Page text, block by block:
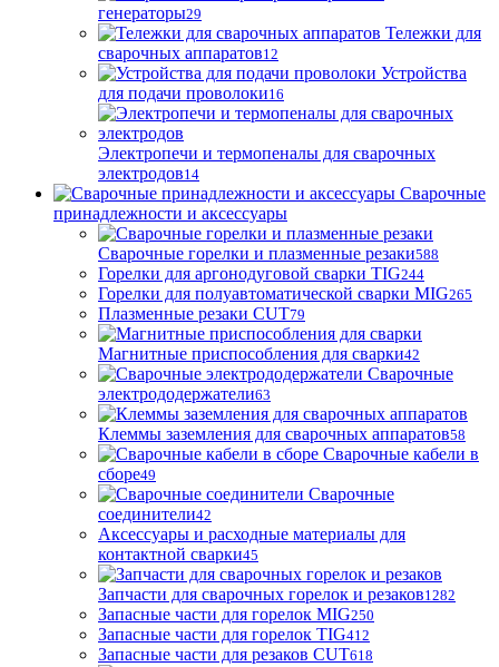
генераторы29
Тележки для
сварочных аппаратов12
Устройства
для подачи проволоки16
Электропечи и термопеналы для сварочных
электродов14
Сварочные
принадлежности и аксессуары
Сварочные горелки и плазменные резаки588
Горелки для аргонодуговой сварки TIG244
Горелки для полуавтоматической сварки MIG265
Плазменные резаки CUT79
Магнитные приспособления для сварки42
Сварочные
электрододержатели63
Клеммы заземления для сварочных аппаратов58
Сварочные кабели в
сборе49
Сварочные
соединители42
Аксессуары и расходные материалы для
контактной сварки45
Запчасти для сварочных горелок и резаков1282
Запасные части для горелок MIG250
Запасные части для горелок TIG412
Запасные части для резаков CUT618